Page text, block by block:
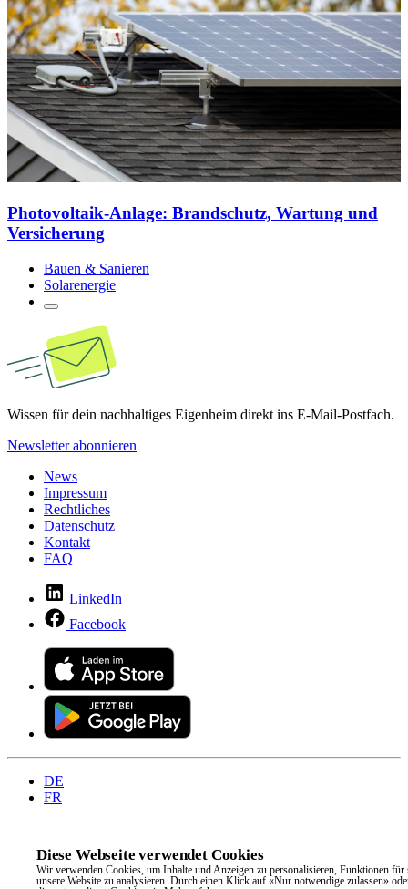
Photovoltaik-Anlage: Brandschutz, Wartung und
Versicherung
Bauen & Sanieren
Solarenergie
Wissen für dein nachhaltiges Eigenheim direkt ins E-Mail-Postfach.
Newsletter abonnieren
News
Impressum
Rechtliches
Datenschutz
Kontakt
FAQ
LinkedIn
Facebook
DE
FR
Diese Webseite verwendet Cookies
Wir verwenden Cookies, um Inhalte und Anzeigen zu personalisieren, Funktionen
unsere Website zu analysieren. Durch einen Klick auf «Nur notwendige zulassen»